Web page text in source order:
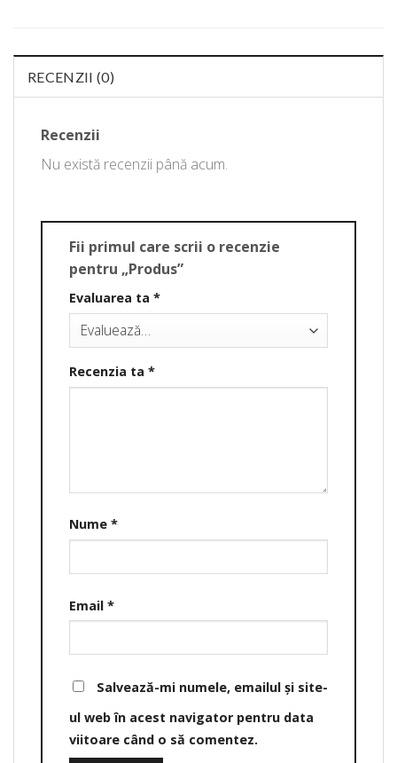
RECENZII (0)
Recenzii
Nu există recenzii până acum.
Fii primul care scrii o recenzie
pentru „Produs”
Evaluarea ta *
Recenzia ta *
Nume *
Email *
Salvează-mi numele, emailul și site-
ul web în acest navigator pentru data
viitoare când o să comentez.